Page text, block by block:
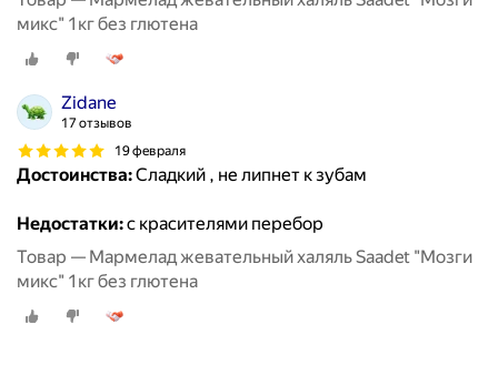
микс" 1кг без глютена
Zidane
17 отзывов
19 февраля
Достоинства:Сладкий , не липнет к зубам
Недостатки:с красителями перебор
Товар — Мармелад жевательный халяль Saadet "Мозги
микс" 1кг без глютена